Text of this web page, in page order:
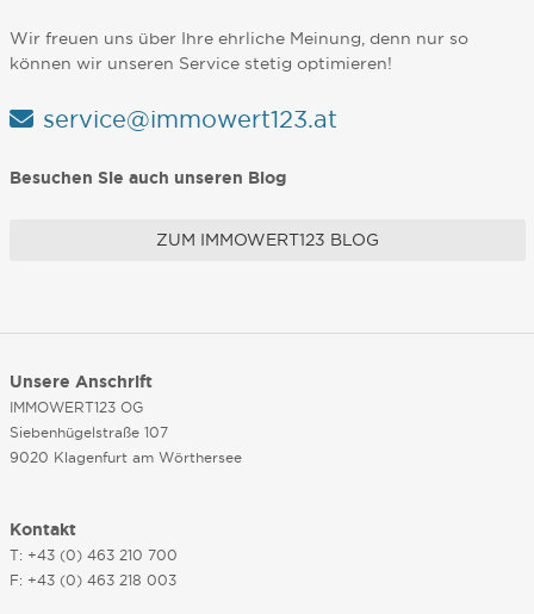
Wir freuen uns über Ihre ehrliche Meinung, denn nur so
können wir unseren Service stetig optimieren!
service@immowert123.at
Besuchen Sie auch unseren Blog
ZUM IMMOWERT123 BLOG
Unsere Anschrift
IMMOWERT123 OG
Siebenhügelstraße 107
9020 Klagenfurt am Wörthersee
Kontakt
T: +43 (0) 463 210 700
F: +43 (0) 463 218 003